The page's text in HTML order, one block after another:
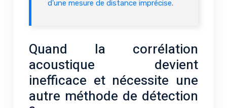
d'une mesure de distance imprécise.
Quand la corrélation
acoustique devient
inefficace et nécessite une
autre méthode de détection